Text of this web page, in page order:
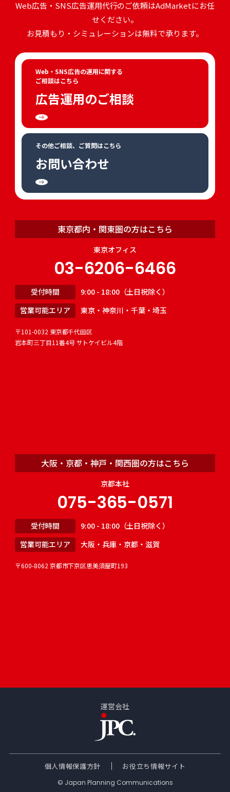
Web広告・SNS広告運用代行のご依頼はAdMarketにお任
せください。
お見積もり・シミュレーションは無料で承ります。
Web・SNS広告の運用に関する
ご相談はこちら
広告運用のご相談
その他ご相談、ご質問はこちら
お問い合わせ
東京都内・関東圏の方はこちら
東京オフィス
03-6206-6466
受付時間
9:00 - 18:00（土日祝除く）
営業可能エリア
東京・神奈川・千葉・埼玉
〒101-0032 東京都千代田区
岩本町三丁目11番4号 サトケイビル4階
大阪・京都・神戸・関西圏の方はこちら
京都本社
075-365-0571
受付時間
9:00 - 18:00（土日祝除く）
営業可能エリア
大阪・兵庫・京都・滋賀
〒600-8062 京都市下京区恵美須屋町193
運営会社
個人情報保護方針 お役立ち情報サイト
© Japan Planning Communications